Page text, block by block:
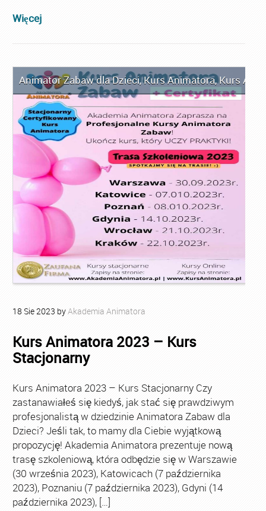
Więcej
Animator Zabaw dla Dzieci,Kurs Animatora,Kurs
18 Sie2023 byAkademia Animatora
Kurs Animatora 2023 – Kurs
Stacjonarny
Kurs Animatora 2023 – Kurs Stacjonarny Czy
zastanawiałeś się kiedyś, jak stać się prawdziwym
profesjonalistą w dziedzinie Animatora Zabaw dla
Dzieci? Jeśli tak, to mamy dla Ciebie wyjątkową
propozycję! Akademia Animatora prezentuje nową
trasę szkoleniową, która odbędzie się w Warszawie
(30 września 2023), Katowicach (7 października
2023), Poznaniu (7 października 2023), Gdyni (14
października 2023), […]